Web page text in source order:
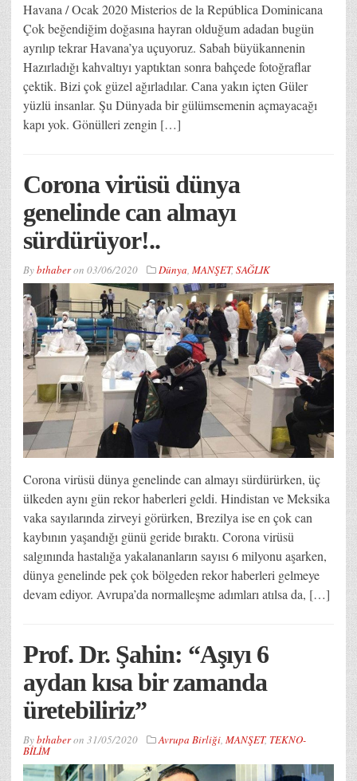
Havana / Ocak 2020 Misterios de la República Dominicana
Çok beğendiğim doğasına hayran olduğum adadan bugün
ayrılıp tekrar Havana’ya uçuyoruz. Sabah büyükannenin
Hazırladığı kahvaltıyı yaptıktan sonra bahçede fotoğraflar
çektik. Bizi çok güzel ağırladılar. Cana yakın içten Güler
yüzlü insanlar. Şu Dünyada bir gülümsemenin açmayacağı
kapı yok. Gönülleri zengin […]
Corona virüsü dünya
genelinde can almayı
sürdürüyor!..
Bybthaberon 03/06/2020 Dünya, MANŞET, SAĞLIK
Corona virüsü dünya genelinde can almayı sürdürürken, üç
ülkeden aynı gün rekor haberleri geldi. Hindistan ve Meksika
vaka sayılarında zirveyi görürken, Brezilya ise en çok can
kaybının yaşandığı günü geride bıraktı. Corona virüsü
salgınında hastalığa yakalananların sayısı 6 milyonu aşarken,
dünya genelinde pek çok bölgeden rekor haberleri gelmeye
devam ediyor. Avrupa’da normalleşme adımları atılsa da, […]
Prof. Dr. Şahin: “Aşıyı 6
aydan kısa bir zamanda
üretebiliriz”
Bybthaberon 31/05/2020 Avrupa Birliği, MANŞET, TEKNO-
BİLİM